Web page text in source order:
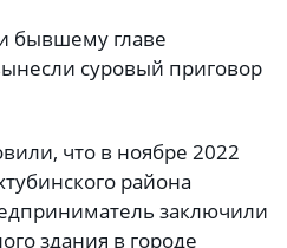
бывшему главе
суровый приговор
что в ноябре 2022
района
заключили
здания в городе